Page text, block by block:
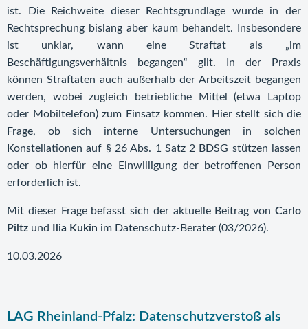
ist. Die Reichweite dieser Rechtsgrundlage wurde in der
Rechtsprechung bislang aber kaum behandelt. Insbesondere
ist unklar, wann eine Straftat als „im
Beschäftigungsverhältnis begangen“ gilt. In der Praxis
können Straftaten auch außerhalb der Arbeitszeit begangen
werden, wobei zugleich betriebliche Mittel (etwa Laptop
oder Mobiltelefon) zum Einsatz kommen. Hier stellt sich die
Frage, ob sich interne Untersuchungen in solchen
Konstellationen auf § 26 Abs. 1 Satz 2 BDSG stützen lassen
oder ob hierfür eine Einwilligung der betroffenen Person
erforderlich ist.
Mit dieser Frage befasst sich der aktuelle Beitrag von Carlo
Piltz und Ilia Kukin im Datenschutz-Berater (03/2026).
10.03.2026
LAG Rheinland-Pfalz: Datenschutzverstoß als